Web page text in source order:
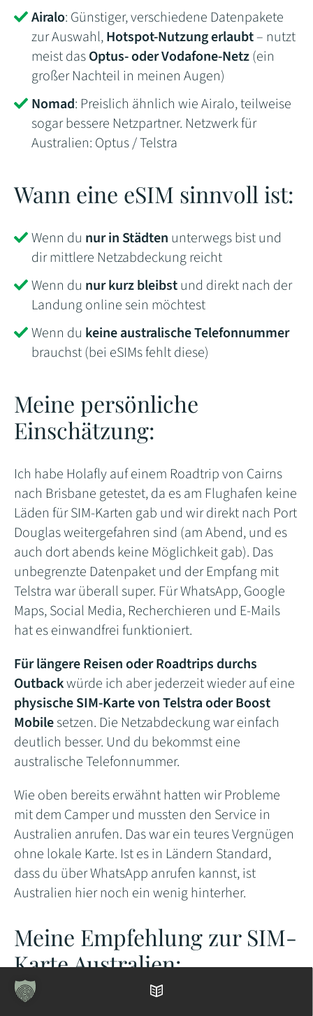
Airalo: Günstiger, verschiedene Datenpakete
zur Auswahl,Hotspot-Nutzung erlaubt– nutzt
meist dasOptus- oder Vodafone-Netz(ein
großer Nachteil in meinen Augen)
Nomad: Preislich ähnlich wie Airalo, teilweise
sogar bessere Netzpartner. Netzwerk für
Australien: Optus / Telstra
Wann eine eSIM sinnvoll ist:
Wenn du nur in Städten unterwegs bist und
dir mittlere Netzabdeckung reicht
Wenn du nur kurz bleibstund direkt nach der
Landung online sein möchtest
Wenn du keine australische Telefonnummer
brauchst (bei eSIMs fehlt diese)
Meine persönliche
Einschätzung:
Ich habe Holafly auf einem Roadtrip von Cairns
nach Brisbane getestet, da es am Flughafen keine
Läden für SIM-Karten gab und wir direkt nach Port
Douglas weitergefahren sind (am Abend, und es
auch dort abends keine Möglichkeit gab). Das
unbegrenzte Datenpaket und der Empfang mit
Telstra war überall super. Für WhatsApp, Google
Maps, Social Media, Recherchieren und E-Mails
hat es einwandfrei funktioniert.
Für längere Reisen oder Roadtrips durchs
Outbackwürde ich aber jederzeit wieder auf eine
physische SIM-Karte von Telstra oder Boost
Mobilesetzen. Die Netzabdeckung war einfach
deutlich besser. Und du bekommst eine
australische Telefonnummer.
Wie oben bereits erwähnt hatten wir Probleme
mit dem Camper und mussten den Service in
Australien anrufen. Das war ein teures Vergnügen
ohne lokale Karte. Ist es in Ländern Standard,
dass du über WhatsApp anrufen kannst, ist
Australien hier noch ein wenig hinterher.
Meine Empfehlung zur SIM-
Karte Australien:
Reist ihr zu Zweit? Dann sollte eine Person eine
Inhaltsverzeichnis